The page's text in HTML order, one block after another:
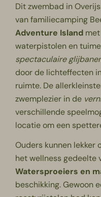
Dit zwembad in
vanfamiliecamping
Adventure Island
waterpistolen en
spectaculaire
door de lichteffecten
ruimte. De
zwemplezier in de
verschillende
locatie om een
Ouders kunnen lekker
hetwellnessgedeelte
Watersproeiers en
beschikking. Gewoon